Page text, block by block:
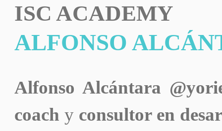
ISC ACADEMY
ALFONSO
Alfonso Alcántara
coach y consultor en